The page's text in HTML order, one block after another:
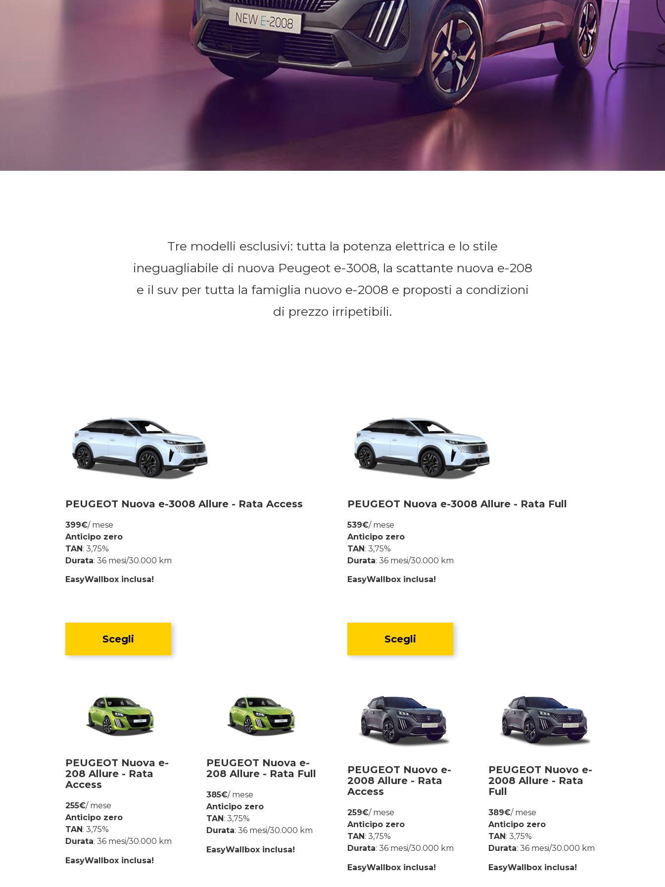
Tre modelli esclusivi: tutta la potenza elettrica e lo stile
ineguagliabile di nuova Peugeot e-3008, la scattante nuova e-208
e il suv per tutta la famiglia nuovo e-2008 e proposti a condizioni
di prezzo irripetibili.
PEUGEOT Nuova e-3008 Allure - Rata Access
399€/ mese
Anticipo zero
TAN: 3,75%
Durata: 36 mesi/30.000 km
EasyWallbox inclusa!
Scegli
PEUGEOT Nuova e-3008 Allure - Rata Full
539€/ mese
Anticipo zero
TAN: 3,75%
Durata: 36 mesi/30.000 km
EasyWallbox inclusa!
Scegli
PEUGEOT Nuova e-
208 Allure - Rata
Access
255€/ mese
Anticipo zero
TAN : 3,75%
Durata: 36 mesi/30.000 km
EasyWallbox inclusa!
PEUGEOT Nuova e-
208 Allure - Rata Full
385€/ mese
Anticipo zero
TAN : 3,75%
Durata: 36 mesi/30.000 km
EasyWallbox inclusa!
PEUGEOT Nuovo e-
2008 Allure - Rata
Access
259€/ mese
Anticipo zero
TAN : 3,75%
Durata: 36 mesi/30.000 km
EasyWallbox inclusa!
PEUGEOT Nuovo e-
2008 Allure - Rata
Full
389€/ mese
Anticipo zero
TAN : 3,75%
Durata: 36 mesi/30.000 km
EasyWallbox inclusa!